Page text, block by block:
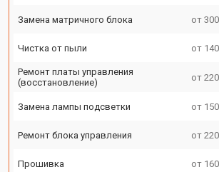
Замена матричного блока от
Чистка от пыли от
Ремонт платы управления
(восстановление)
от
Замена лампы подсветки от
Ремонт блока управления от
Прошивка от